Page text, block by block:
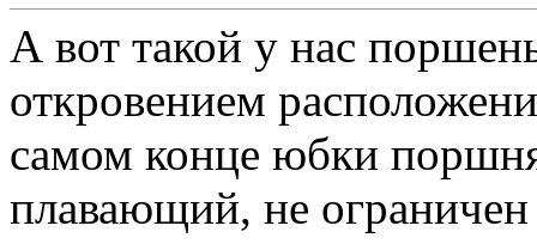
А вот такой у нас
откровением
самом конце юбки
плавающий, не